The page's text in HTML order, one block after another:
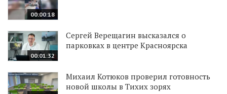
00:00:18
00:01:32
Сергей Верещагин высказался о
парковках в центре Красноярска
Михаил Котюков проверил готовность
новой школы в Тихих зорях